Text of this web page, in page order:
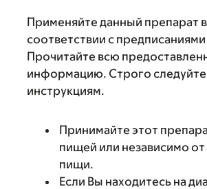
Применяйте данный препарат в
соответствии с предписаниями
Прочитайте всю
информацию. Строго следуйте
инструкциям.
Принимайте этот
пищей или независимо
пищи.
Если Вы находитесь на